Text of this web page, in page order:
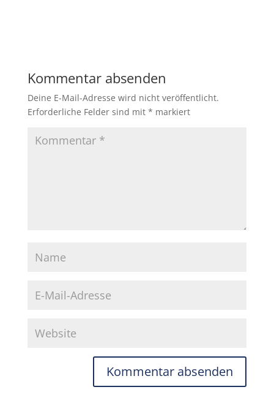
Kommentar absenden
Deine E-Mail-Adresse wird nicht veröffentlicht.
Erforderliche Felder sind mit * markiert